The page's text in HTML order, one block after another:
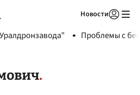
Новости
Проблемы с